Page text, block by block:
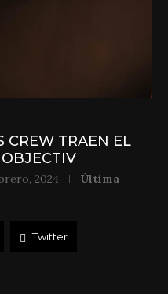
CREW TRAEN EL
2024
Última
Twitter